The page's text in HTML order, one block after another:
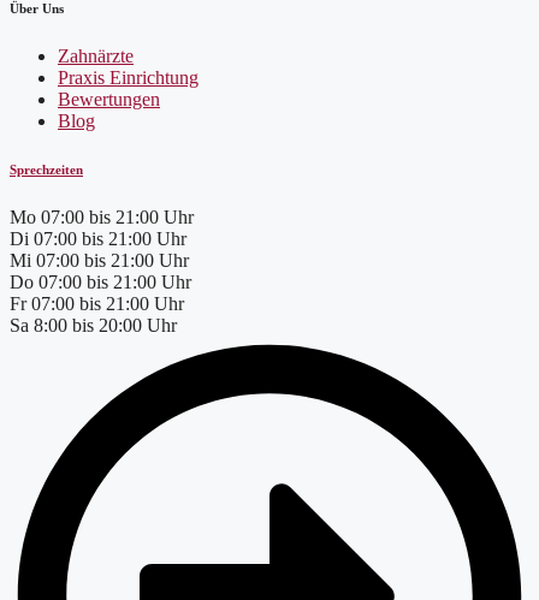
Über Uns
Zahnärzte
Praxis Einrichtung
Bewertungen
Blog
Sprechzeiten
Mo 07:00 bis 21:00 Uhr
Di 07:00 bis 21:00 Uhr
Mi 07:00 bis 21:00 Uhr
Do 07:00 bis 21:00 Uhr
Fr 07:00 bis 21:00 Uhr
Sa 8:00 bis 20:00 Uhr